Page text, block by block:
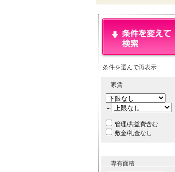
条件を選んで再表示
家賃
～
管理/共益費含む
敷金/礼金なし
専有面積